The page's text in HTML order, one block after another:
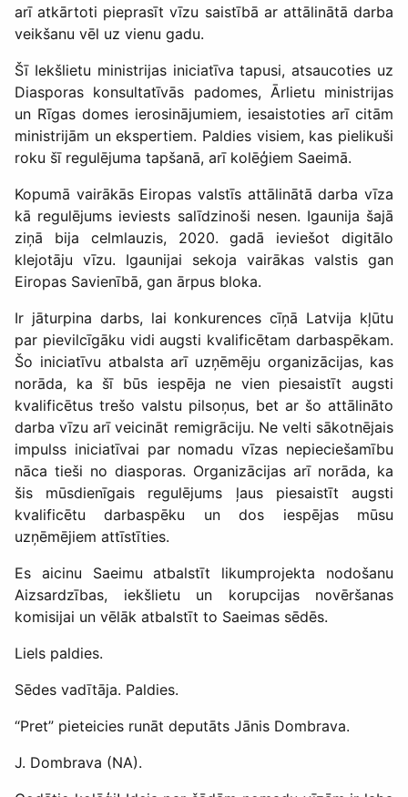
arī atkārtoti pieprasīt vīzu saistībā ar attālinātā darba
veikšanu vēl uz vienu gadu.
Šī Iekšlietu ministrijas iniciatīva tapusi, atsaucoties uz
Diasporas konsultatīvās padomes, Ārlietu ministrijas
un Rīgas domes ierosinājumiem, iesaistoties arī citām
ministrijām un ekspertiem. Paldies visiem, kas pielikuši
roku šī regulējuma tapšanā, arī kolēģiem Saeimā.
Kopumā vairākās Eiropas valstīs attālinātā darba vīza
kā regulējums ieviests salīdzinoši nesen. Igaunija šajā
ziņā bija celmlauzis, 2020. gadā ieviešot digitālo
klejotāju vīzu. Igaunijai sekoja vairākas valstis gan
Eiropas Savienībā, gan ārpus bloka.
Ir jāturpina darbs, lai konkurences cīņā Latvija kļūtu
par pievilcīgāku vidi augsti kvalificētam darbaspēkam.
Šo iniciatīvu atbalsta arī uzņēmēju organizācijas, kas
norāda, ka šī būs iespēja ne vien piesaistīt augsti
kvalificētus trešo valstu pilsoņus, bet ar šo attālināto
darba vīzu arī veicināt remigrāciju. Ne velti sākotnējais
impulss iniciatīvai par nomadu vīzas nepieciešamību
nāca tieši no diasporas. Organizācijas arī norāda, ka
šis mūsdienīgais regulējums ļaus piesaistīt augsti
kvalificētu darbaspēku un dos iespējas mūsu
uzņēmējiem attīstīties.
Es aicinu Saeimu atbalstīt likumprojekta nodošanu
Aizsardzības, iekšlietu un korupcijas novēršanas
komisijai un vēlāk atbalstīt to Saeimas sēdēs.
Liels paldies.
Sēdes vadītāja. Paldies.
“Pret” pieteicies runāt deputāts Jānis Dombrava.
J. Dombrava (NA).